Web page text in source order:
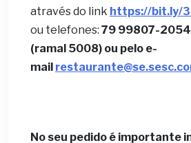
através do link https://bit.ly/
ou telefones: 79 99807-2054
(ramal 5008) ou pelo e-
mail
No seu pedido é importante